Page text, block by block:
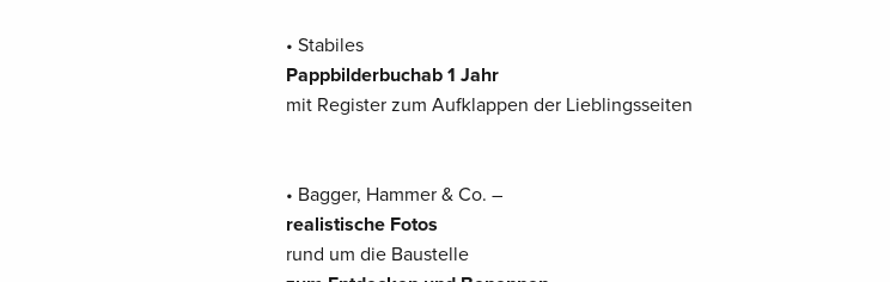
• Stabiles
Pappbilderbuchab 1 Jahr
mit Register zum Aufklappen der Lieblingsseiten
• Bagger, Hammer & Co. –
realistische Fotos
rund um die Baustelle